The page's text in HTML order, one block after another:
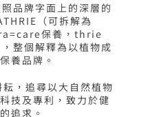
品牌字面上的深層的
（可拆解為
保養，thrie
個解釋為以植物成
養品牌。
，追尋以大自然植物
技及專利，致力於健
追求。